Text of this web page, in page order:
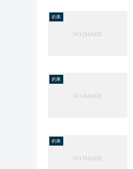
釣果
釣果
釣果